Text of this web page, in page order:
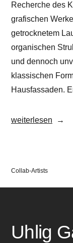
Recherche des
grafischen
getrocknetem
organischen
und dennoch
klassischen
Hausfassaden.
„Dave
weiterlesen
Veröffentlicht
Collab-Artists
Uhlig